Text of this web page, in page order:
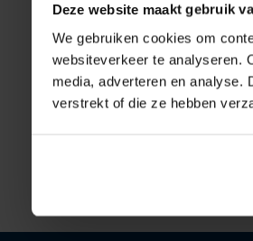
Deze website maakt gebruik
We gebruiken cookies om
websiteverkeer te analyseren.
media, adverteren en analyse.
verstrekt of die ze hebben